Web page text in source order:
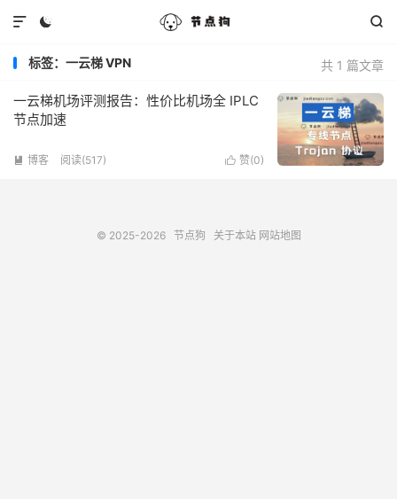
 

共 1 篇文章
标签：一云梯 VPN
一云梯机场评测报告：性价比机场全 IPLC
节点加速
 赞(0)
 博客 阅读(517)
© 2025-2026 节点狗 关于本站 网站地图